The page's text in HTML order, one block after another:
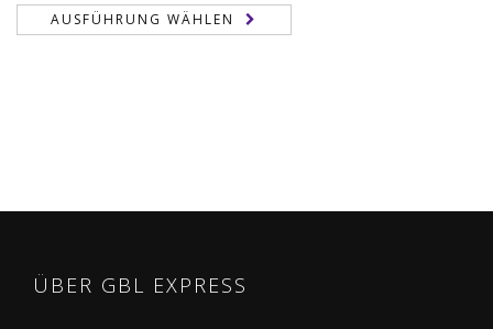
150,00 €
bis
AUSFÜHRUNG WÄHLEN
ÜBER GBL EXPRESS